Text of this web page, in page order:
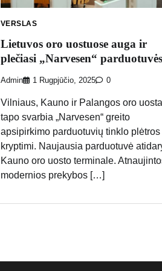
VERSLAS
Lietuvos oro uostuose auga ir
plečiasi „Narvesen“ parduotuvės
Admin 1 Rugpjūčio, 2025 0
Vilniaus, Kauno ir Palangos oro
tapo svarbia „Narvesen“ greito
apsipirkimo parduotuvių tinklo plėtros
kryptimi. Naujausia parduotuvė
Kauno oro uosto terminale.
modernios prekybos […]